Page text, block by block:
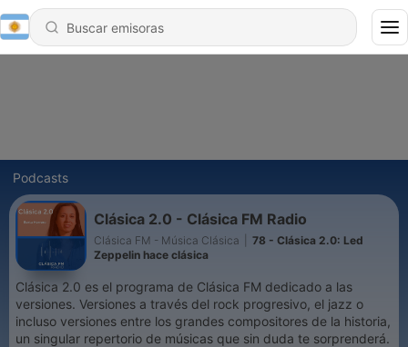
Podcasts
Clásica 2.0 - Clásica FM Radio
Clásica FM - Música Clásica
78 - Clásica 2.0: Led
Zeppelin hace clásica
Clásica 2.0 es el programa de Clásica FM dedicado a las
versiones. Versiones a través del rock progresivo, el jazz o
incluso versiones entre los grandes compositores de la historia,
un singular repertorio de músicas que sin duda te sorprenderá.